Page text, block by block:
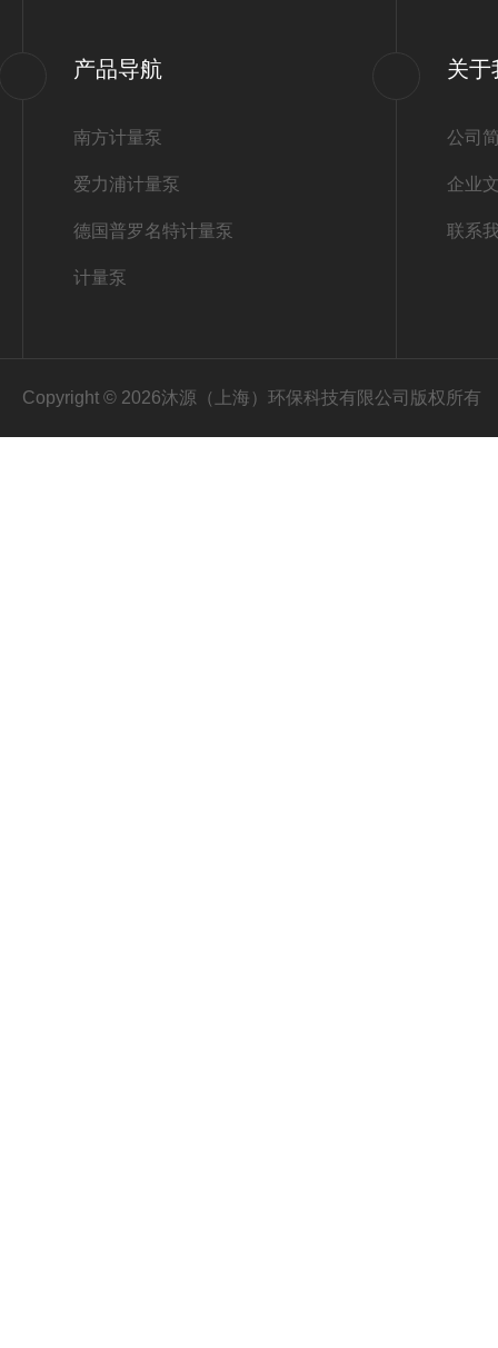
产品导航
南方计量泵
爱力浦计量泵
德国普罗名特计量泵
计量泵
关于
公司
企业
联系
Copyright © 2026沐源（上海）环保科技有限公司版权所有